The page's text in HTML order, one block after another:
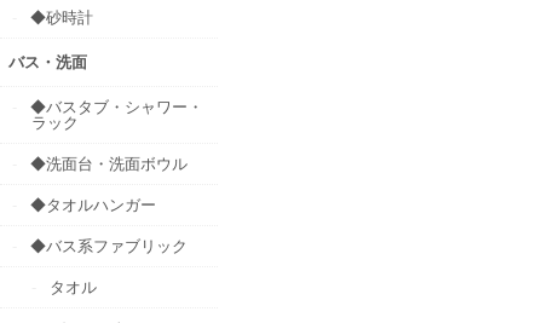
◆砂時計
バス・洗面
◆バスタブ・シャワー・
ラック
◆洗面台・洗面ボウル
◆タオルハンガー
◆バス系ファブリック
タオル